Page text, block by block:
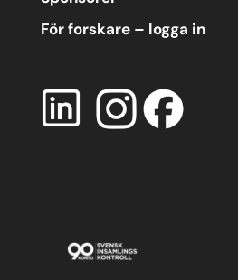
För forskare – logga in